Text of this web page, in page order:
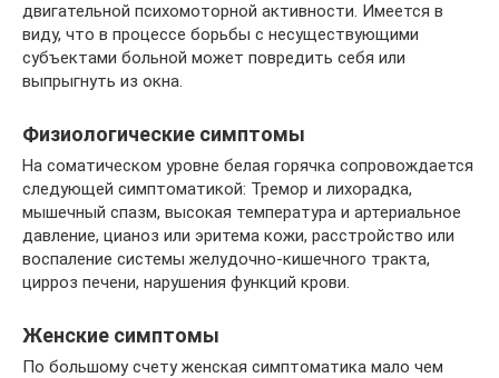
двигательной психомоторной активности. Имеется в
виду, что в процессе борьбы с несуществующими
субъектами больной может повредить себя или
выпрыгнуть из окна.
Физиологические симптомы
На соматическом уровне белая горячка сопровождается
следующей симптоматикой: Тремор и лихорадка,
мышечный спазм, высокая температура и артериальное
давление, цианоз или эритема кожи, расстройство или
воспаление системы желудочно-кишечного тракта,
цирроз печени, нарушения функций крови.
Женские симптомы
По большому счету женская симптоматика мало чем